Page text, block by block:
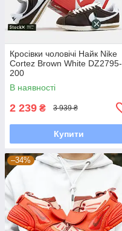
Кросівки чоловічі Найк Nike
Cortez Brown White DZ2795-
200
В наявності
2 239 ₴ 3 939 ₴
Купити
–34%